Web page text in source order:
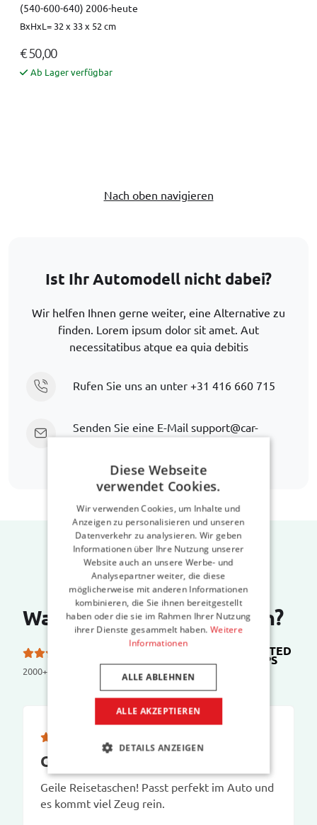
(540-600-640) 2006-heute
BxHxL= 32 x 33 x 52 cm
€ 50,00
Ab Lager verfügbar
Nach oben navigieren
Ist Ihr Automodell nicht dabei?
Wir helfen Ihnen gerne weiter, eine Alternative zu
finden. Lorem ipsum dolor sit amet. Aut
necessitatibus atque ea quia debitis
Rufen Sie uns an unter +31 416 660 715
Senden Sie eine E-Mail support@car-
Was sagen unsere Kunden?
2000+ reviews
TRUSTED
SHOPS
Geile Reisetaschen
Geile Reisetaschen! Passt perfekt im Auto und
es kommt viel Zeug rein.
Diese Webseite
verwendet Cookies.
Wir verwenden Cookies, um Inhalte und
Anzeigen zu personalisieren und unseren
Datenverkehr zu analysieren. Wir geben
Informationen über Ihre Nutzung unserer
Website auch an unsere Werbe- und
Analysepartner weiter, die diese
möglicherweise mit anderen Informationen
kombinieren, die Sie ihnen bereitgestellt
haben oder die sie im Rahmen Ihrer Nutzung
ihrer Dienste gesammelt haben. Weitere
Informationen
ALLE AKZEPTIEREN
ALLE ABLEHNEN
DETAILS ANZEIGEN